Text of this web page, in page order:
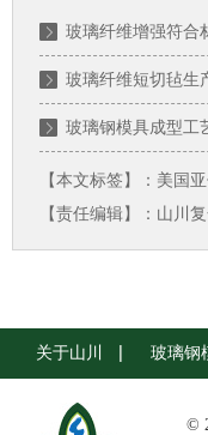
玻璃纤维增强符合
玻璃纤维短切毡生
玻璃钢模具成型工
【本文标签】： 美国
【责任编辑】： 山川
关于山川 玻璃钢
©